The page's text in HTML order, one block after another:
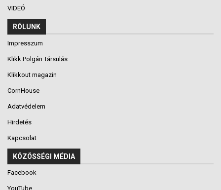
VIDEÓ
RÓLUNK
Impresszum
Klikk Polgári Társulás
Klikkout magazin
CornHouse
Adatvédelem
Hirdetés
Kapcsolat
KÖZÖSSÉGI MÉDIA
Facebook
YouTube